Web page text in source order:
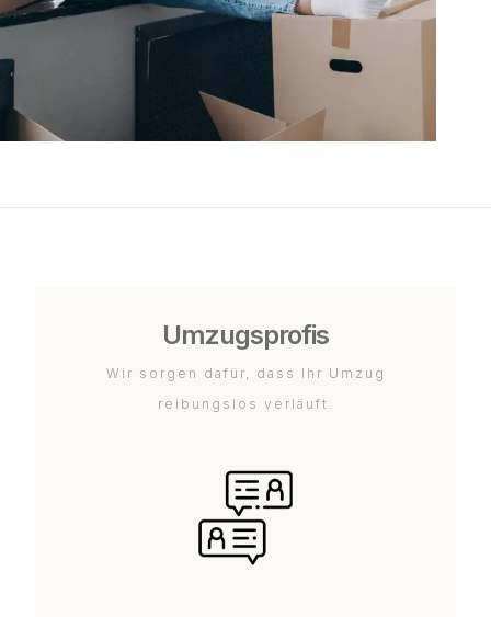
Umzugsprofis
Wir sorgen dafür, dass Ihr Umzug
reibungslos verläuft.